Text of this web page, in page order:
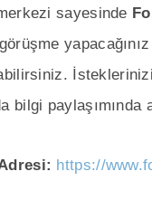
sayesinde
bilgi paylaşımında
https://